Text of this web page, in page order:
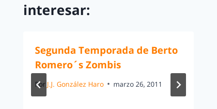
interesar:
Segunda Temporada de Berto
Romero´s Zombis
Por J.J. González Haro marzo 26, 2011